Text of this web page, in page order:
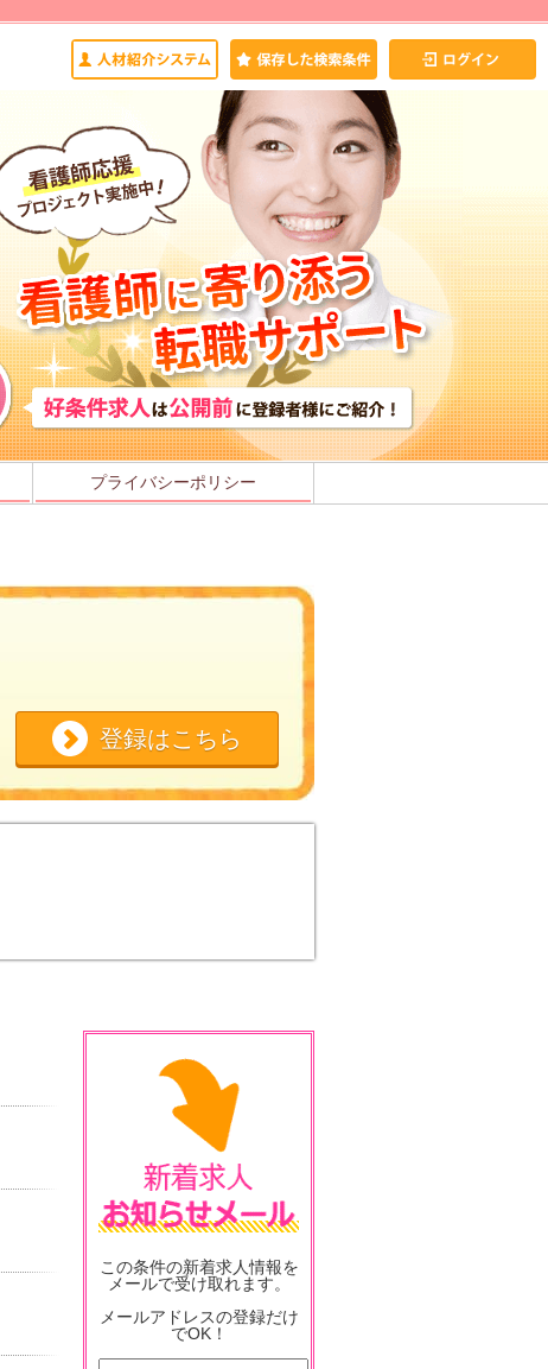
プライバシーポリシー
登録はこちら
この条件の新着求人情報を
メールで受け取れます。
メールアドレスの登録だけ
でOK！